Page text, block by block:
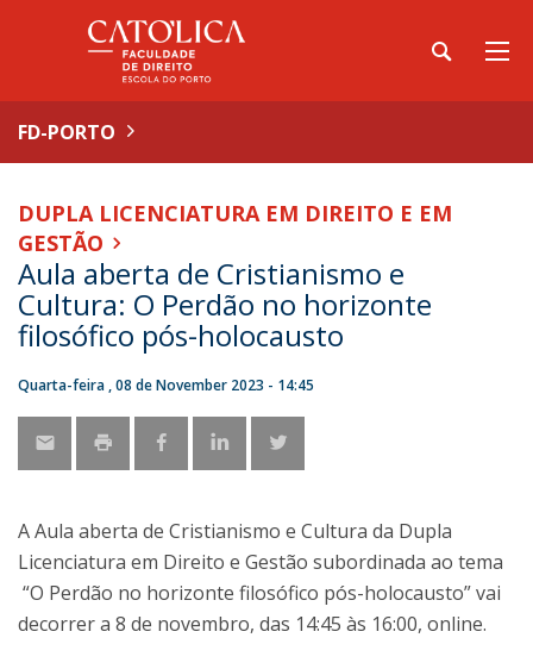
FD-PORTO
DUPLA LICENCIATURA EM DIREITO E EM
GESTÃO
Aula aberta de Cristianismo e
Cultura: O Perdão no horizonte
filosófico pós-holocausto
Quarta-feira , 08 de November 2023 - 14:45
A Aula aberta de Cristianismo e Cultura da Dupla
Licenciatura em Direito e Gestão subordinada ao tema
“O Perdão no horizonte filosófico pós-holocausto” vai
decorrer a 8 de novembro, das 14:45 às 16:00, online.